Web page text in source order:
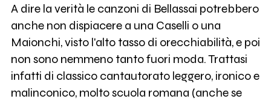
A dire la verità le canzoni di Bellassai potrebbero
anche non dispiacere a una Caselli o una
Maionchi, visto l'alto tasso di orecchiabilità, e poi
non sono nemmeno tanto fuori moda. Trattasi
infatti di classico cantautorato leggero, ironico e
malinconico, molto scuola romana (anche se